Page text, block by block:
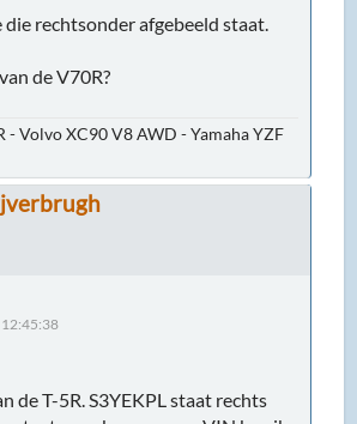
die rechtsonder afgebeeld staat.
de V70R?
- Volvo XC90 V8 AWD - Yamaha YZF
de T-5R. S3YEKPL staat rechts